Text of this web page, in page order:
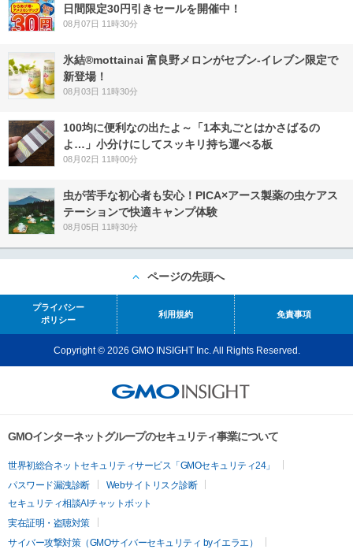
日間限定30円引きセールを開催中！
08月07日 11時30分
氷結®mottainai 富良野メロンがセブン‐イレブン限定で
新登場！
08月03日 11時30分
100均に便利なの出たよ～「1本丸ごとはかさばるの
よ…」小分けにしてスッキリ持ち運べる板
08月02日 11時00分
虫が苦手な初心者も安心！PICA×アース製薬の虫ケアス
テーションで快適キャンプ体験
08月05日 11時30分
ページの先頭へ
プライバシー
ポリシー
利用規約 免責事項
Copyright © 2026 GMO INSIGHT Inc. All Rights Reserved.
GMOインターネットグループのセキュリティ事業について
世界初総合ネットセキュリティサービス「GMOセキュリティ24」
パスワード漏洩診断
Webサイトリスク診断
セキュリティ相談AIチャットボット
実在証明・盗聴対策
サイバー攻撃対策（GMOサイバーセキュリティ byイエラエ）